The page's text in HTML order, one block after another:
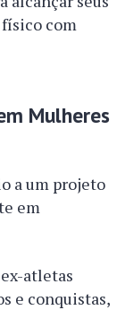
com
Mulheres
a um projeto
em
atletas
e conquistas,